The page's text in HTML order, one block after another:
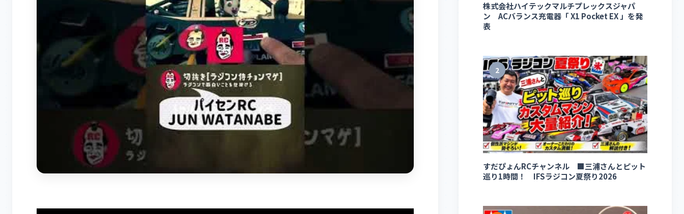
株式会社ハイテックマルチプレックスジャパ
ン ACバランス充電器「 X1 Pocket EX 」を発
表
2
すだぴょんRCチャンネル ■三浦さんとピット
巡り1時間！ IFSラジコン夏祭り2026